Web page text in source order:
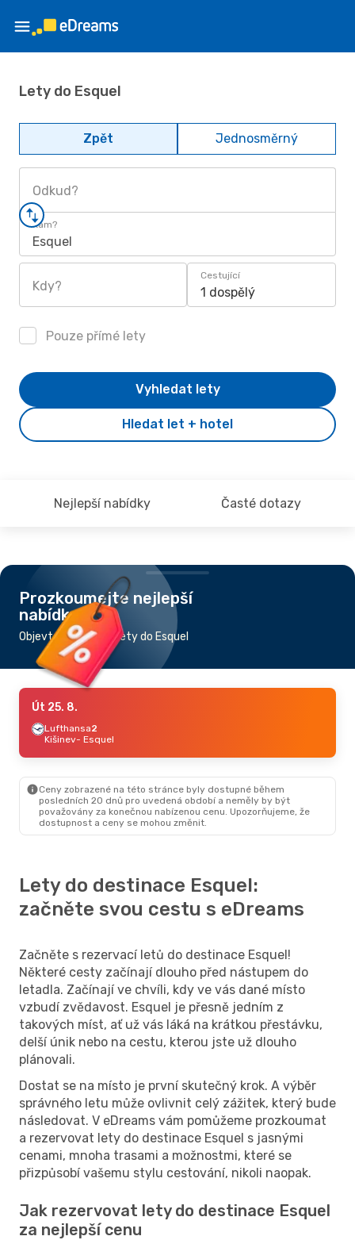
Lety do Esquel
Zpět Jednosměrný
Odkud?
Kam?
Esquel
Kdy?
Cestující
1 dospělý
Pouze přímé lety
Hledat let + hotel
Vyhledat lety
Nejlepší nabídky Časté dotazy
Prozkoumejte nejlepší
nabídky
Objevte nejlevnější lety do Esquel
Út 25. 8.
Lufthansa2
Kišinev- Esquel
Ceny zobrazené na této stránce byly dostupné během
posledních 20 dnů pro uvedená období a neměly by být
považovány za konečnou nabízenou cenu. Upozorňujeme, že
dostupnost a ceny se mohou změnit.
Lety do destinace Esquel:
začněte svou cestu s eDreams
Začněte s rezervací letů do destinace Esquel!
Některé cesty začínají dlouho před nástupem do
letadla. Začínají ve chvíli, kdy ve vás dané místo
vzbudí zvědavost. Esquel je přesně jedním z
takových míst, ať už vás láká na krátkou přestávku,
delší únik nebo na cestu, kterou jste už dlouho
plánovali.
Dostat se na místo je první skutečný krok. A výběr
správného letu může ovlivnit celý zážitek, který bude
následovat. V eDreams vám pomůžeme prozkoumat
a rezervovat lety do destinace Esquel s jasnými
cenami, mnoha trasami a možnostmi, které se
přizpůsobí vašemu stylu cestování, nikoli naopak.
Jak rezervovat lety do destinace Esquel
za nejlepší cenu